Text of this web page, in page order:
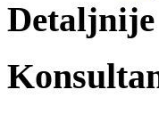
Detaljnije